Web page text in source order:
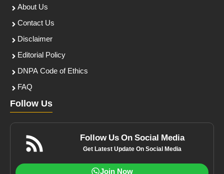
About Us
Contact Us
Disclaimer
Editorial Policy
DNPA Code of Ethics
FAQ
Follow Us
Follow Us On Social Media
Get Latest Update On Social Media